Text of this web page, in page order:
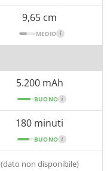
9,65 cm
MEDIO i
5.200 mAh
BUONO i
180 minuti
BUONO i
(dato non disponibile)